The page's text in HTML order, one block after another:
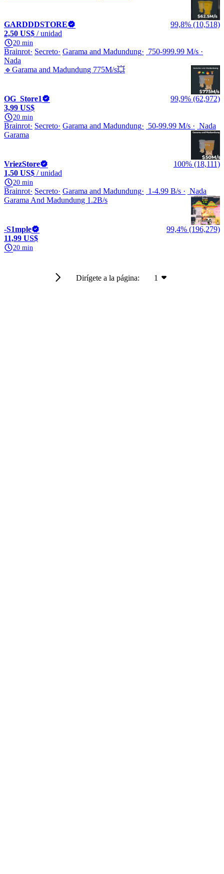
GARDDDSTORE
99,8% (10,518)
2,50 US$ / unidad
20 min
Brainrot Secreto Garama and Madundung
750-999.99 M/s
Nada
🔹Garama and Madundung 775M/s💥
OG_Store1
99,9% (62,972)
3,99 US$
20 min
Brainrot Secreto Garama and Madundung 50-99.99 M/s
Nada
Garama
VriezStore
100% (18,111)
1,50 US$ / unidad
20 min
Brainrot Secreto Garama and Madundung 1-4.99 B/s
Nada
Garama And Madundung 1.2B/s
-S1mple
99,4% (196,279)
11,99 US$
20 min
Dirígete a la página: 1